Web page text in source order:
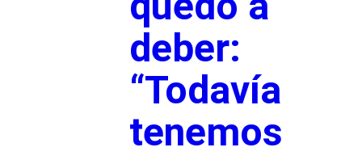
deber:
“Todavía
tenemos